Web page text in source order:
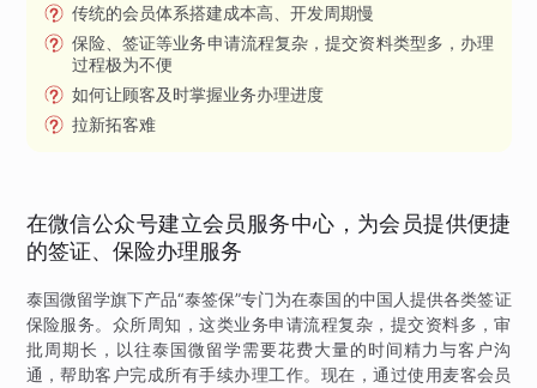
传统的会员体系搭建成本高、开发周期慢
保险、签证等业务申请流程复杂，提交资料类型多，办理
过程极为不便
如何让顾客及时掌握业务办理进度
拉新拓客难
在微信公众号建立会员服务中心，为会员提供便捷
的签证、保险办理服务
泰国微留学旗下产品“泰签保”专门为在泰国的中国人提供各类签证
保险服务。众所周知，这类业务申请流程复杂，提交资料多，审
批周期长，以往泰国微留学需要花费大量的时间精力与客户沟
通，帮助客户完成所有手续办理工作。现在，通过使用麦客会员